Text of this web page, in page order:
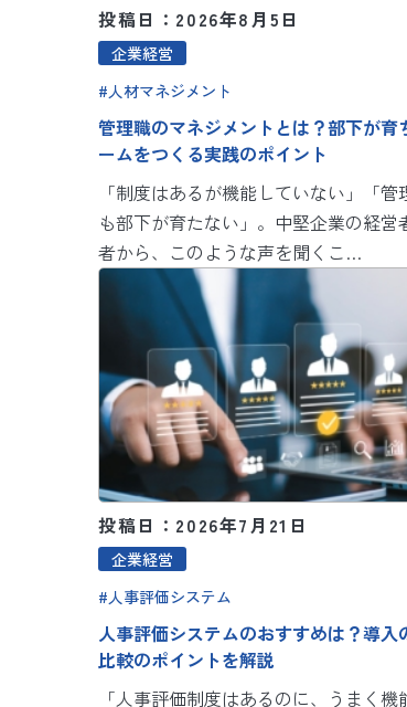
投稿日：2026年8月5日
企業経営
人材マネジメント
管理職のマネジメントとは？部下が育
ームをつくる実践のポイント
「制度はあるが機能していない」「管
も部下が育たない」。中堅企業の経営
者から、このような声を聞くこ…
投稿日：2026年7月21日
企業経営
人事評価システム
人事評価システムのおすすめは？導入
比較のポイントを解説
「人事評価制度はあるのに、うまく機